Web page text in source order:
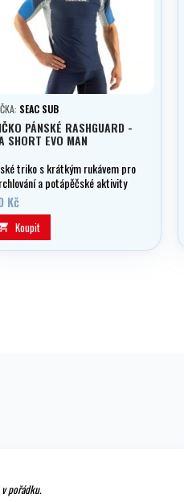
SEAC SUB
PÁNSKÉ RASHGUARD -
SHORT EVO MAN
triko s krátkým rukávem pro
a potápěčské aktivity
surfování apod.
Kč
Koupit
pořádku.